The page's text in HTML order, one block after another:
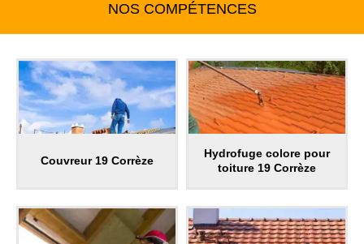
NOS COMPÉTENCES
Couvreur 19 Corrèze
Hydrofuge colore pour
toiture 19 Corrèze